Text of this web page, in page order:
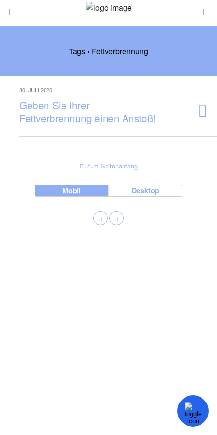
Tags › Fettverbrennung
30. JULI 2020
Geben Sie Ihrer
Fettverbrennung einen Anstoß!
Zum Seitenanfang
Mobil Desktop